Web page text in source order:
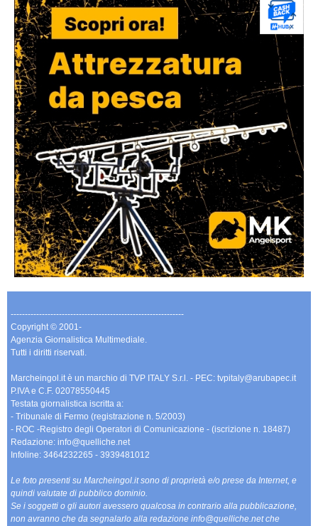
-------------------------------------------------------------
Copyright © 2001-
Agenzia Giornalistica Multimediale.
Tutti i diritti riservati.
Marcheingol.it è un marchio di TVP ITALY S.r.l. - PEC: tvpitaly@arubapec.it
P.IVA e C.F. 02078550445
Testata giornalistica iscritta a:
- Tribunale di Fermo (registrazione n. 5/2003)
- ROC -Registro degli Operatori di Comunicazione - (iscrizione n. 18487)
Redazione: info@quelliche.net
Infoline: 3464232265 - 3939481012
Le foto presenti su Marcheingol.it sono di proprietà e/o prese da Internet, e
quindi valutate di pubblico dominio.
Se i soggetti o gli autori avessero qualcosa in contrario alla pubblicazione,
non avranno che da segnalarlo alla redazione info@quelliche.net che